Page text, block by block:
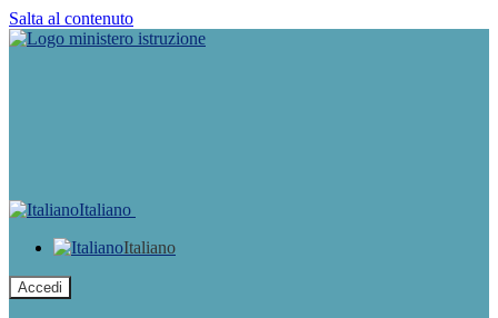
Salta al contenuto
Italiano
Italiano
Accedi